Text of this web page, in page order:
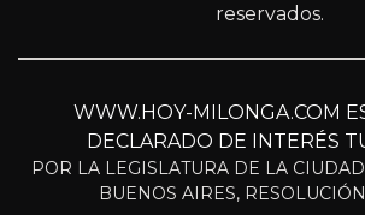
reservados.
WWW.HOY-MILONGA.COM
DECLARADO DE INTERÉS
POR LA LEGISLATURA DE LA
BUENOS AIRES,